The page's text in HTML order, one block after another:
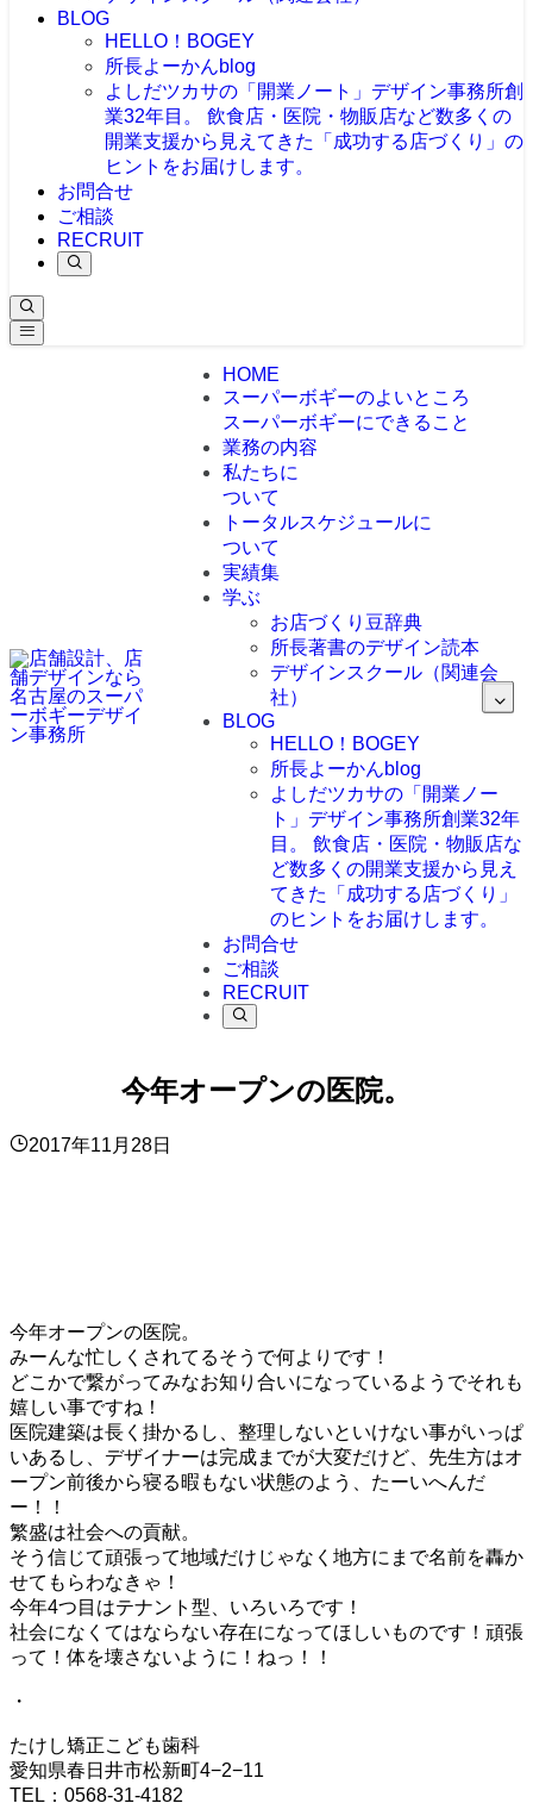
BLOG
HELLO！BOGEY
所長よーかんblog
よしだツカサの「開業ノート」 デザイン事務所創
業32年目。 飲食店・医院・物販店など数多くの
開業支援から見えてきた「成功する店づくり」の
ヒントをお届けします。
お問合せ
ご相談
RECRUIT
HOME
スーパーボギーのよいところ
スーパーボギーにできること
業務の内容
私たちに
ついて
トータルスケジュールに
ついて
実績集
学ぶ
お店づくり豆辞典
所長著書のデザイン読本
デザインスクール（関連会
社）
BLOG
HELLO！BOGEY
所長よーかんblog
よしだツカサの「開業ノー
ト」 デザイン事務所創業32年
目。 飲食店・医院・物販店な
ど数多くの開業支援から見え
てきた「成功する店づくり」
のヒントをお届けします。
お問合せ
ご相談
RECRUIT
今年オープンの医院。
2017年11月28日
今年オープンの医院。
みーんな忙しくされてるそうで何よりです！
どこかで繋がってみなお知り合いになっているようでそれも
嬉しい事ですね！
医院建築は長く掛かるし、整理しないといけない事がいっぱ
いあるし、デザイナーは完成までが大変だけど、先生方はオ
ープン前後から寝る暇もない状態のよう、たーいへんだ
ー！！
繁盛は社会への貢献。
そう信じて頑張って地域だけじゃなく地方にまで名前を轟か
せてもらわなきゃ！
今年4つ目はテナント型、いろいろです！
社会になくてはならない存在になってほしいものです！頑張
って！体を壊さないように！ねっ！！
・
たけし矯正こども歯科
愛知県春日井市松新町4−2−11
TEL：0568-31-4182